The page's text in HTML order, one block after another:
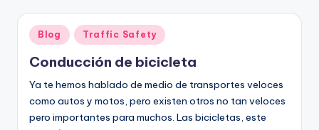
Publicado
en
Blog Traffic Safety
Conducción de bicicleta
Ya te hemos hablado de medio de transportes veloces
como autos y motos, pero existen otros no tan veloces
pero importantes para muchos. Las bicicletas, este